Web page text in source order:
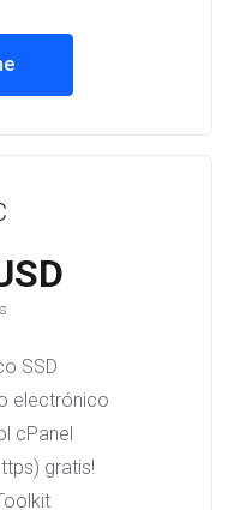
SSD
electrónico
cPanel
gratis!